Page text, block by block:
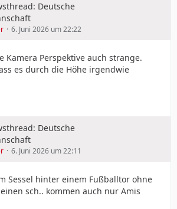
Deutsche
6. Juni 2026 um 22:22
Kamera Perspektive auch strange.
es durch die Höhe irgendwie
Deutsche
6. Juni 2026 um 22:11
Sessel hinter einem Fußballtor ohne
sch.. kommen auch nur Amis